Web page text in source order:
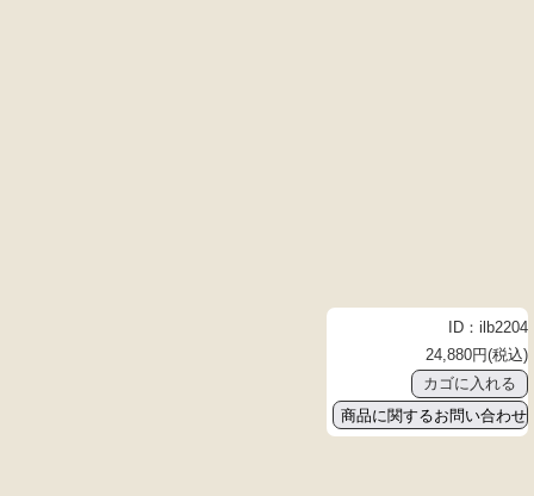
ID：ilb2204
24,880円(税込)
商品に関するお問い合わせ